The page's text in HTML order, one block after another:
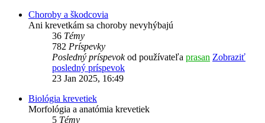
Choroby a škodcovia
Ani krevetkám sa choroby nevyhýbajú
36 Témy
782 Príspevky
Posledný príspevokod používateľa prasan Zobraziť
posledný príspevok
23 Jan 2025, 16:49
Biológia krevetiek
Morfológia a anatómia krevetiek
5 Témy